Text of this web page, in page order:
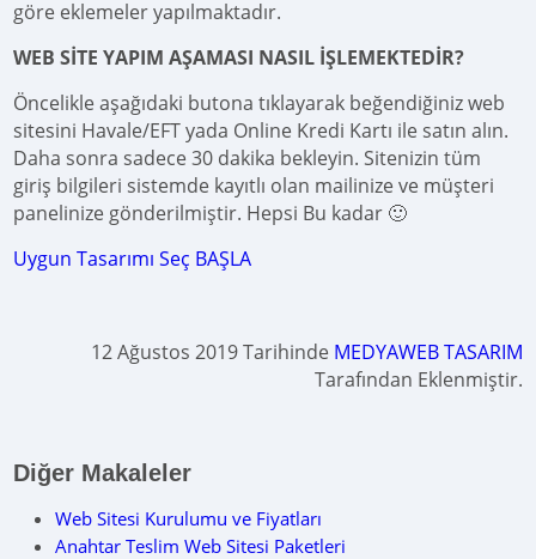
göre eklemeler yapılmaktadır.
WEB SİTE YAPIM AŞAMASI NASIL İŞLEMEKTEDİR?
Öncelikle aşağıdaki butona tıklayarak beğendiğiniz web
sitesini Havale/EFT yada Online Kredi Kartı ile satın alın.
Daha sonra sadece 30 dakika bekleyin. Sitenizin tüm
giriş bilgileri sistemde kayıtlı olan mailinize ve müşteri
panelinize gönderilmiştir. Hepsi Bu kadar 🙂
Uygun Tasarımı Seç BAŞLA
12 Ağustos 2019 Tarihinde MEDYAWEB TASARIM
Tarafından Eklenmiştir.
Diğer Makaleler
Web Sitesi Kurulumu ve Fiyatları
Anahtar Teslim Web Sitesi Paketleri